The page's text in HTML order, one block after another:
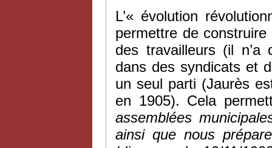
L’« évolution
permettre de construire
des travailleurs (il n’a
dans des syndicats et
un seul parti (Jaurès
en 1905). Cela
assemblées
ainsi que nous